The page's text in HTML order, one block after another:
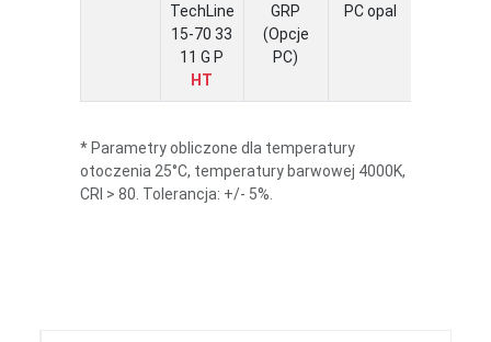
TechLine
15-70 33
11 G P
HT
GRP
(Opcje
PC)
PC opal
* Parametry obliczone dla temperatury
otoczenia 25°C, temperatury barwowej 4000K,
CRI > 80. Tolerancja: +/- 5%.